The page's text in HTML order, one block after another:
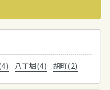
八丁堀(4) 胡町(2)